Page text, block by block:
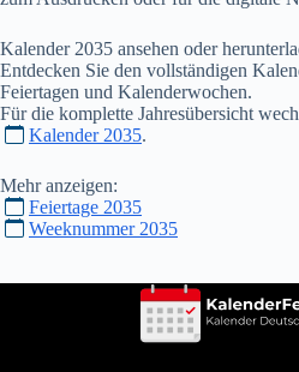
Kalender 2035 ansehen oder
Entdecken Sie den vollständigen
Feiertagen und Kalenderwochen.
Für die komplette Jahresübersicht
Kalender 2035.
Mehr anzeigen:
Feiertage 2035
Weeknummer 2035